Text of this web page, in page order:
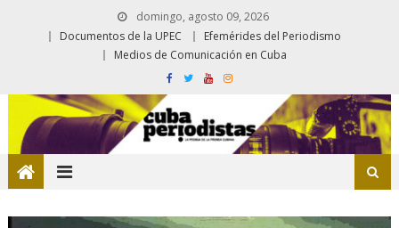
domingo, agosto 09, 2026
Documentos de la UPEC
Efemérides del Periodismo
Medios de Comunicación en Cuba